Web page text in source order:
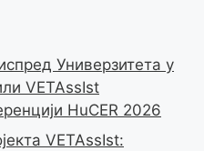
Универзитета у
VETAssIst
HuCER 2026
VETAssIst: